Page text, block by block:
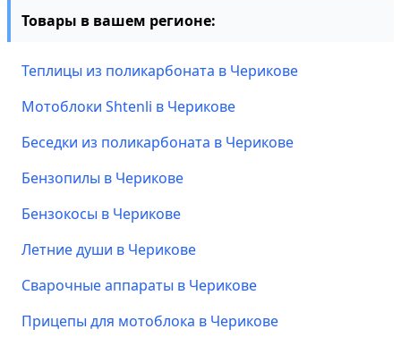
Товары в вашем регионе:
Теплицы из поликарбоната в Черикове
Мотоблоки Shtenli в Черикове
Беседки из поликарбоната в Черикове
Бензопилы в Черикове
Бензокосы в Черикове
Летние души в Черикове
Сварочные аппараты в Черикове
Прицепы для мотоблока в Черикове